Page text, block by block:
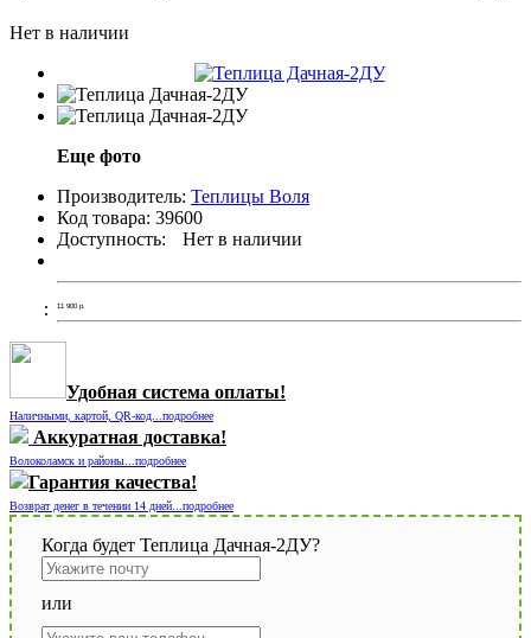
Нет в наличии
Еще фото
Производитель: Теплицы Воля
Код товара: 39600
Доступность:
Нет в наличии
11 900 р.
Удобная система оплаты!
Наличными, картой, QR-код...подробнее
Аккуратная доставка!
Волоколамск и районы...подробнее
Гарантия качества!
Возврат денег в течении 14 дней...подробнее
Когда будет Теплица Дачная-2ДУ?
или